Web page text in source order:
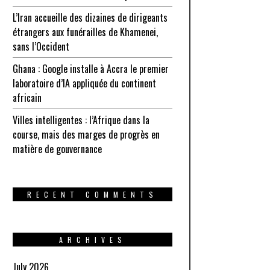
L’Iran accueille des dizaines de dirigeants
étrangers aux funérailles de Khamenei,
sans l’Occident
Ghana : Google installe à Accra le premier
laboratoire d’IA appliquée du continent
africain
Villes intelligentes : l’Afrique dans la
course, mais des marges de progrès en
matière de gouvernance
RECENT COMMENTS
ARCHIVES
July 2026